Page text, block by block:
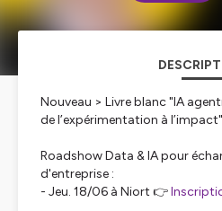
Nouveau > Livre blanc "IA
de l’expérimentation à
Roadshow Data & IA pour
d'entreprise :
- Jeu. 18/06 à Niort 👉